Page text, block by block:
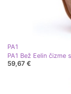
PA1
PA1 Bež Eelin
59,67 €